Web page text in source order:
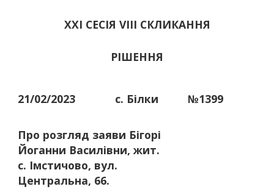
ХХІ СЕСІЯ VIII СКЛИКАННЯ
РІШЕННЯ
21/02/2023 с. Білки №1399
Про розгляд заяви Бігорі
Йоганни Василівни, жит.
с. Імстичово, вул.
Центральна, 66.